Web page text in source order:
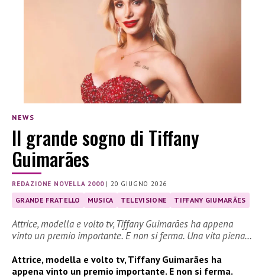
NEWS
Il grande sogno di Tiffany
Guimarães
REDAZIONE NOVELLA 2000|20 GIUGNO 2026
GRANDE FRATELLO MUSICA TELEVISIONE TIFFANY GIUMARÃES
Attrice, modella e volto tv, Tiffany Guimarães ha appena
vinto un premio importante. E non si ferma. Una vita piena…
Attrice, modella e volto tv, Tiffany Guimarães ha
appena vinto un premio importante. E non si ferma.